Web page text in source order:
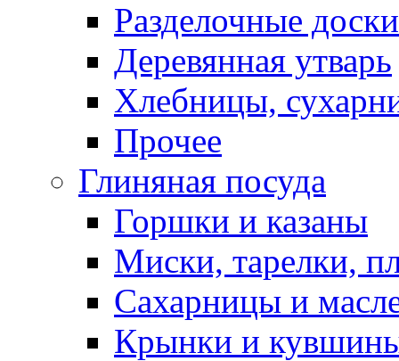
Разделочные доски
Деревянная утварь
Хлебницы,
Прочее
Глиняная посуда
Горшки и казаны
Миски, тарелки,
Сахарницы и
Крынки и